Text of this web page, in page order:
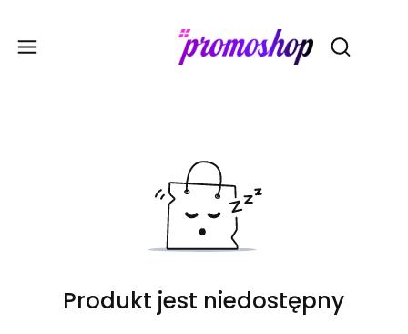
Otwórz
Produkt jest niedostępny